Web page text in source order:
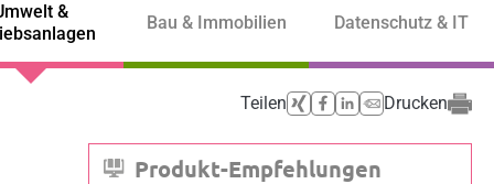
&
Bau & Immobilien Datenschutz & IT
Teilen Drucken
Produkt-Empfehlungen